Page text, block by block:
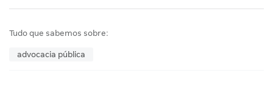
Tudo que sabemos sobre:
advocacia pública